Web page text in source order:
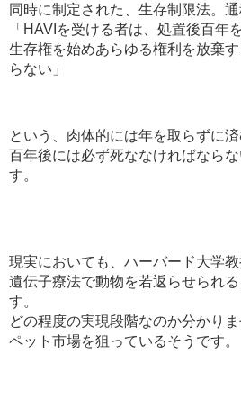
同時に制定された、生存制限法。通
「HAVIを受ける者は、処置後百年
生存権を始めあらゆる権利を放棄
らない」
という、肉体的には年を取らずに済
百年後には必ず死ななければなら
す。
現実においても、ハーバード大学教
遺伝子療法で動物を若返らせられ
す。
どの程度の実現段階なのか分かりま
ペット市場を狙っているそうです。